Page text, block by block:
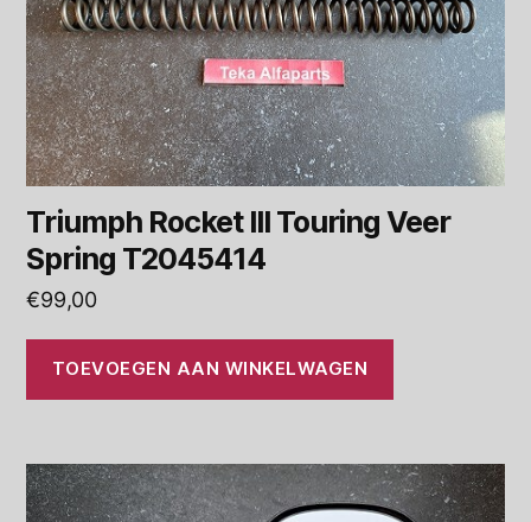
Triumph Rocket III Touring Veer
Spring T2045414
€99,00
TOEVOEGEN AAN WINKELWAGEN